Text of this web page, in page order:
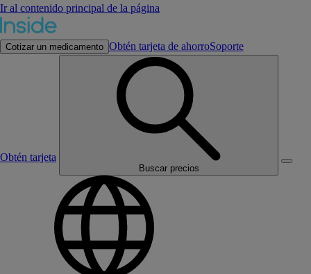
Ir al contenido principal de la página
Cotizar un medicamento Obtén tarjeta de ahorroSoporte
Obtén tarjeta
Buscar precios